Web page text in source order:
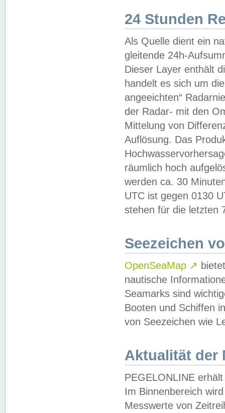
24 Stunden
Als Quelle dient ein
gleitende 24h-
Dieser Layer enthält
handelt es sich um
angeeichten“
der Radar- mit den
Mittelung von
Auflösung. Das
räumlich hoch
werden ca. 30
UTC ist gegen 0130
stehen für die letzten
Seezeichen
OpenSeaMap ↗
nautische
Seamarks sind
Booten und Schiffen
von Seezeichen wie
Aktualität der
PEGELONLINE
Im Binnenbereich
Messwerte von